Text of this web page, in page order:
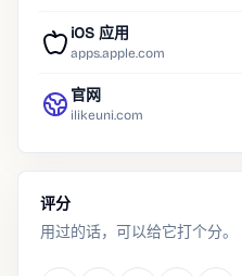
iOS 应用
apps.apple.com
官网
ilikeuni.com
评分
用过的话，可以给它打个分。